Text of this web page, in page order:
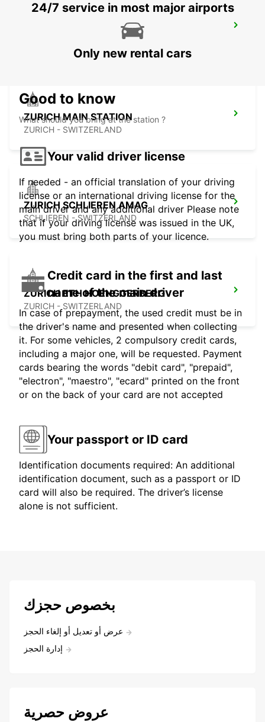
ZURICH ZENTRUM ETH ONLY ETH
ZURICH MAIN STATION
ZURICH - SWITZERLAND
ZURICH SCHLIEREN AMAG
SCHLIEREN - SWITZERLAND
ZURICH ETH HOENGGERBERG
ZURICH - SWITZERLAND
24/7 service in most major airports
Only new rental cars
Good to know
What should you bring at the station ?
Your valid driver license
If needed - an official translation of your driving
license or an international driving license for the
main driver and any additional driver Please note
that if your driving license was issued in the UK,
you must bring both parts of your licence.
Credit card in the first and last
name of the main driver
In case of prepayment, the used credit must be in
the driver's name and presented when collecting
it. For some vehicles, 2 compulsory credit cards,
including a major one, will be requested. Payment
cards bearing the words "debit card", "prepaid",
"electron", "maestro", "ecard" printed on the front
or on the back of your card are not accepted
Your passport or ID card
Identification documents required: An additional
identification document, such as a passport or ID
card will also be required. The driver’s license
alone is not sufficient.
بخصوص حجزك
عرض أو تعديل أو إلغاء الحجز
إدارة الحجز
عروض حصرية